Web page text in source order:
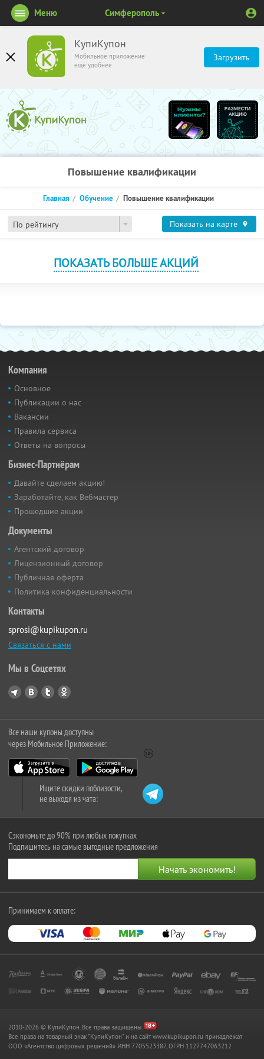
КупиКупон
Мобильное приложение
ещё удобнее
Загрузить
Меню Симферополь
Повышение квалификации
По рейтингу
Главная Обучение Повышение квалификации
Показать на карте
ПОКАЗАТЬ БОЛЬШЕ АКЦИЙ
Компания
Основное
Публикации о нас
Вакансии
Правила сервиса
Ответы на вопросы
Бизнес-Партнёрам
Давайте сделаем акцию!
Заработайте, как Вебмастер
Прошедшие акции
Документы
Агентский договор
Лицензионный договор
Публичная оферта
Политика конфиденциальности
Контакты
sprosi@kupikupon.ru
Связаться с нами
Мы в Соцсетях
Все наши купоны доступны
через Мобильное Приложение:
Ищите скидки поблизости,
не выходя из чата:
Сэкономьте до 90% при любых покупках
Подпишитесь на самые выгодные предложения
Принимаем к оплате:
2010-2026 © КупиКупон. Все права защищены.
Все права на товарный знак "КупиКупон" и на сайт www.kupikupon.ru принадлежат
OOO «Агентство цифровых решений» ИНН 7705523387, ОГРН 1127747063212